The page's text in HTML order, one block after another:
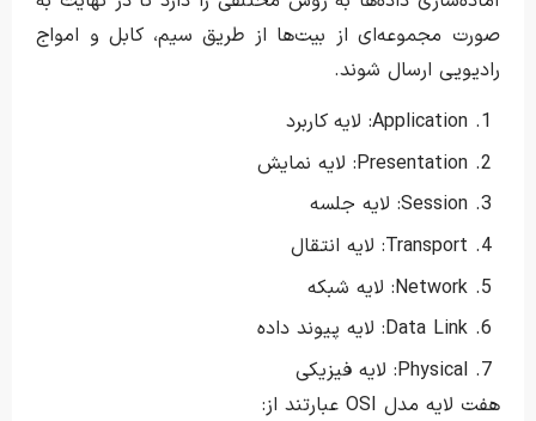
صورت مجموعه‌ای از بیت‌ها از طریق سیم، کابل و امواج
رادیویی ارسال شوند.
Application: لایه کاربرد
Presentation: لایه نمایش
Session: لایه جلسه
Transport: لایه انتقال
Network: لایه شبکه
Data Link: لایه پیوند داده
Physical: لایه فیزیکی
هفت لایه مدل OSI عبارتند از: